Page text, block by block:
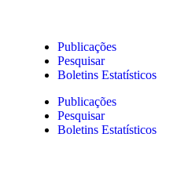
Publicações
Pesquisar
Boletins Estatísticos
Publicações
Pesquisar
Boletins Estatísticos